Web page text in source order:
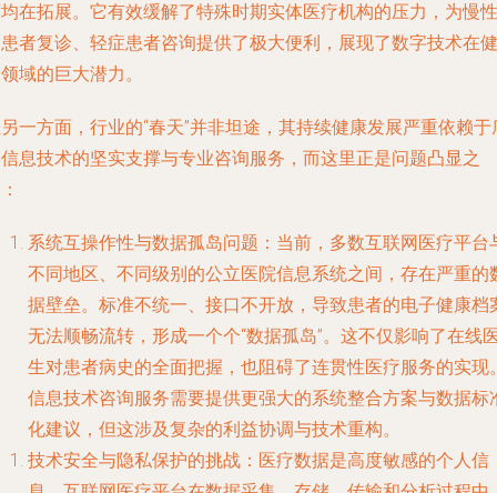
在拓展。它有效缓解了特殊时期实体医疗机构的压力，为慢性
者复诊、轻症患者咨询提供了极大便利，展现了数字技术在健
域的巨大潜力。
一方面，行业的“春天”并非坦途，其持续健康发展严重依赖于
息技术的坚实支撑与专业咨询服务，而这里正是问题凸显之
系统互操作性与数据孤岛问题 ：当前，多数互联网医疗平台
不同地区、不同级别的公立医院信息系统之间，存在严重的
据壁垒。标准不统一、接口不开放，导致患者的电子健康档
无法顺畅流转，形成一个个“数据孤岛”。这不仅影响了在线
生对患者病史的全面把握，也阻碍了连贯性医疗服务的实现
信息技术咨询服务需要提供更强大的系统整合方案与数据标
化建议，但这涉及复杂的利益协调与技术重构。
技术安全与隐私保护的挑战 ：医疗数据是高度敏感的个人信